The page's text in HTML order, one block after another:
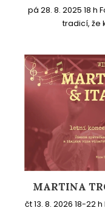
pá 28. 8. 2025 18 h
tradicí, že
MARTINA
čt 13. 8. 2026 18-22